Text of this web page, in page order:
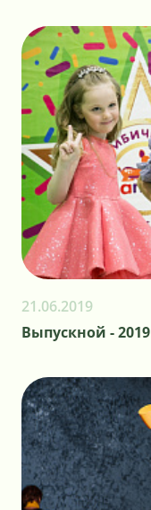
21.06.2019
Выпускной - 2019